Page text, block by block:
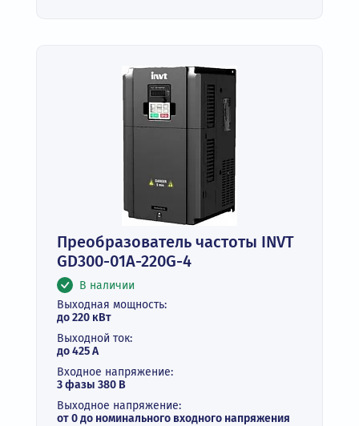
Преобразователь частоты INVT
GD300-01A-220G-4
В наличии
Выходная мощность:
до 220 кВт
Выходной ток:
до 425 А
Входное напряжение:
3 фазы 380 В
Выходное напряжение:
от 0 до номинального входного напряжения